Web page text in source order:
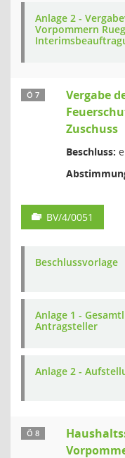
Anlage 2 -
Vorpommern
Ö 7
Vergabe
Zuschuss
Beschluss:
BV/4/0051
Beschlussvorlage
Anlage 1 -
Antragsteller
Anlage 2 -
Ö 8